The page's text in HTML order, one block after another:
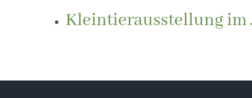
Kleintierausstellung im